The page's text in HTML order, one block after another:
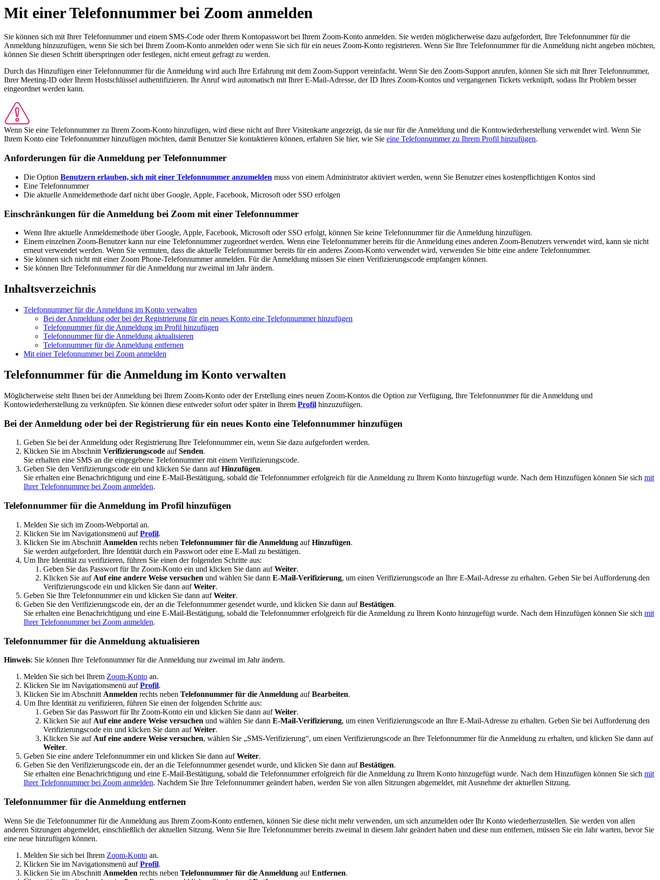
Mit einer Telefonnummer bei Zoom anmelden
Sie können sich mit Ihrer Telefonnummer und einem SMS-Code oder Ihrem Kontopasswort bei Ihrem Zoom-Konto anmelden. Sie werden möglicherweise dazu aufgefordert, Ihre Telefonnummer für die
Anmeldung hinzuzufügen, wenn Sie sich bei Ihrem Zoom-Konto anmelden oder wenn Sie sich für ein neues Zoom-Konto registrieren. Wenn Sie Ihre Telefonnummer für die Anmeldung nicht angeben möchten,
können Sie diesen Schritt überspringen oder festlegen, nicht erneut gefragt zu werden.
Durch das Hinzufügen einer Telefonnummer für die Anmeldung wird auch Ihre Erfahrung mit dem Zoom-Support vereinfacht. Wenn Sie den Zoom-Support anrufen, können Sie sich mit Ihrer Telefonnummer,
Ihrer Meeting-ID oder Ihrem Hostschlüssel authentifizieren. Ihr Anruf wird automatisch mit Ihrer E-Mail-Adresse, der ID Ihres Zoom-Kontos und vergangenen Tickets verknüpft, sodass Ihr Problem besser
eingeordnet werden kann.
Wenn Sie eine Telefonnummer zu Ihrem Zoom-Konto hinzufügen, wird diese nicht auf Ihrer Visitenkarte angezeigt, da sie nur für die Anmeldung und die Kontowiederherstellung verwendet wird. Wenn Sie
Ihrem Konto eine Telefonnummer hinzufügen möchten, damit Benutzer Sie kontaktieren können, erfahren Sie hier, wie Sie eine Telefonnummer zu Ihrem Profil hinzufügen.
Anforderungen für die Anmeldung per Telefonnummer
Die Option Benutzern erlauben, sich mit einer Telefonnummer anzumelden muss von einem Administrator aktiviert werden, wenn Sie Benutzer eines kostenpflichtigen Kontos sind
Eine Telefonnummer
Die aktuelle Anmeldemethode darf nicht über Google, Apple, Facebook, Microsoft oder SSO erfolgen
Einschränkungen für die Anmeldung bei Zoom mit einer Telefonnummer
Wenn Ihre aktuelle Anmeldemethode über Google, Apple, Facebook, Microsoft oder SSO erfolgt, können Sie keine Telefonnummer für die Anmeldung hinzufügen.
Einem einzelnen Zoom-Benutzer kann nur eine Telefonnummer zugeordnet werden. Wenn eine Telefonnummer bereits für die Anmeldung eines anderen Zoom-Benutzers verwendet wird, kann sie nicht
erneut verwendet werden. Wenn Sie vermuten, dass die aktuelle Telefonnummer bereits für ein anderes Zoom-Konto verwendet wird, verwenden Sie bitte eine andere Telefonnummer.
Sie können sich nicht mit einer Zoom Phone-Telefonnummer anmelden. Für die Anmeldung müssen Sie einen Verifizierungscode empfangen können.
Sie können Ihre Telefonnummer für die Anmeldung nur zweimal im Jahr ändern.
Inhaltsverzeichnis
Telefonnummer für die Anmeldung im Konto verwalten
Bei der Anmeldung oder bei der Registrierung für ein neues Konto eine Telefonnummer hinzufügen
Telefonnummer für die Anmeldung im Profil hinzufügen
Telefonnummer für die Anmeldung aktualisieren
Telefonnummer für die Anmeldung entfernen
Mit einer Telefonnummer bei Zoom anmelden
Telefonnummer für die Anmeldung im Konto verwalten
Möglicherweise steht Ihnen bei der Anmeldung bei Ihrem Zoom-Konto oder der Erstellung eines neuen Zoom-Kontos die Option zur Verfügung, Ihre Telefonnummer für die Anmeldung und
Kontowiederherstellung zu verknüpfen. Sie können diese entweder sofort oder später in Ihrem Profil hinzuzufügen.
Bei der Anmeldung oder bei der Registrierung für ein neues Konto eine Telefonnummer hinzufügen
Geben Sie bei der Anmeldung oder Registrierung Ihre Telefonnummer ein, wenn Sie dazu aufgefordert werden.
Klicken Sie im Abschnitt Verifizierungscode aufSenden.
Sie erhalten eine SMS an die eingegebene Telefonnummer mit einem Verifizierungscode.
Geben Sie den Verifizierungscode ein und klicken Sie dann aufHinzufügen.
Sie erhalten eine Benachrichtigung und eine E-Mail-Bestätigung, sobald die Telefonnummer erfolgreich für die Anmeldung zu Ihrem Konto hinzugefügt wurde. Nach dem Hinzufügen können Sie sich mit
Ihrer Telefonnummer bei Zoom anmelden.
Telefonnummer für die Anmeldung im Profil hinzufügen
Melden Sie sich im Zoom-Webportal an.
Klicken Sie im Navigationsmenü aufProfil.
Klicken Sie im Abschnitt Anmelden rechts neben Telefonnummer für die Anmeldung aufHinzufügen.
Sie werden aufgefordert, Ihre Identität durch ein Passwort oder eine E-Mail zu bestätigen.
Um Ihre Identität zu verifizieren, führen Sie einen der folgenden Schritte aus:
Geben Sie das Passwort für Ihr Zoom-Konto ein und klicken Sie dann aufWeiter.
Klicken Sie auf Auf eine andere Weise versuchen und wählen Sie dann E-Mail-Verifizierung, um einen Verifizierungscode an Ihre E-Mail-Adresse zu erhalten. Geben Sie bei Aufforderung den
Verifizierungscode ein und klicken Sie dann aufWeiter.
Geben Sie Ihre Telefonnummer ein und klicken Sie dann aufWeiter.
Geben Sie den Verifizierungscode ein, der an die Telefonnummer gesendet wurde, und klicken Sie dann aufBestätigen.
Sie erhalten eine Benachrichtigung und eine E-Mail-Bestätigung, sobald die Telefonnummer erfolgreich für die Anmeldung zu Ihrem Konto hinzugefügt wurde. Nach dem Hinzufügen können Sie sich mit
Ihrer Telefonnummer bei Zoom anmelden.
Telefonnummer für die Anmeldung aktualisieren
Hinweis: Sie können Ihre Telefonnummer für die Anmeldung nur zweimal im Jahr ändern.
Melden Sie sich bei Ihrem Zoom-Konto an.
Klicken Sie im Navigationsmenü aufProfil.
Klicken Sie im Abschnitt Anmelden rechts neben Telefonnummer für die Anmeldung aufBearbeiten.
Um Ihre Identität zu verifizieren, führen Sie einen der folgenden Schritte aus:
Geben Sie das Passwort für Ihr Zoom-Konto ein und klicken Sie dann aufWeiter.
Klicken Sie auf Auf eine andere Weise versuchen und wählen Sie dann E-Mail-Verifizierung, um einen Verifizierungscode an Ihre E-Mail-Adresse zu erhalten. Geben Sie bei Aufforderung den
Verifizierungscode ein und klicken Sie dann aufWeiter.
Klicken Sie auf Auf eine andere Weise versuchen, wählen Sie „SMS-Verifizierung“, um einen Verifizierungscode an Ihre Telefonnummer für die Anmeldung zu erhalten, und klicken Sie dann auf
Weiter.
Geben Sie eine andere Telefonnummer ein und klicken Sie dann aufWeiter.
Geben Sie den Verifizierungscode ein, der an die Telefonnummer gesendet wurde, und klicken Sie dann aufBestätigen.
Sie erhalten eine Benachrichtigung und eine E-Mail-Bestätigung, sobald die Telefonnummer erfolgreich für die Anmeldung zu Ihrem Konto hinzugefügt wurde. Nach dem Hinzufügen können Sie sich mit
Ihrer Telefonnummer bei Zoom anmelden. Nachdem Sie Ihre Telefonnummer geändert haben, werden Sie von allen Sitzungen abgemeldet, mit Ausnehme der aktuellen Sitzung.
Telefonnummer für die Anmeldung entfernen
Wenn Sie die Telefonnummer für die Anmeldung aus Ihrem Zoom-Konto entfernen, können Sie diese nicht mehr verwenden, um sich anzumelden oder Ihr Konto wiederherzustellen. Sie werden von allen
anderen Sitzungen abgemeldet, einschließlich der aktuellen Sitzung. Wenn Sie Ihre Telefonnummer bereits zweimal in diesem Jahr geändert haben und diese nun entfernen, müssen Sie ein Jahr warten, bevor Sie
eine neue hinzufügen können.
Melden Sie sich bei Ihrem Zoom-Konto an.
Klicken Sie im Navigationsmenü aufProfil.
Klicken Sie im Abschnitt Anmelden rechts neben Telefonnummer für die Anmeldung aufEntfernen.